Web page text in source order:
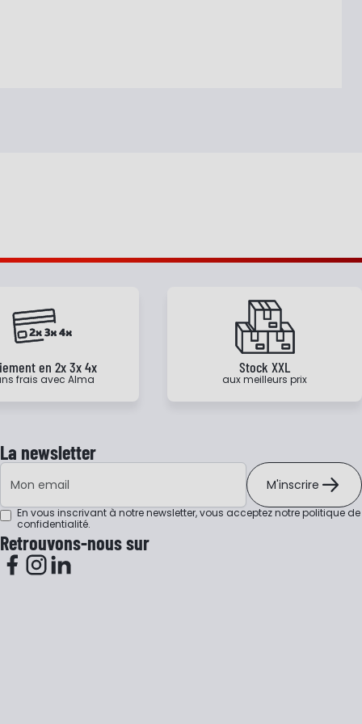
en 2x 3x 4x
frais avec Alma
Stock XXL
aux meilleurs prix
La newsletter
Adresse e-mail
M'inscrire
En vous inscrivant à notre newsletter, vous acceptez notrepolitique de
confidentialité.
Retrouvons-nous sur